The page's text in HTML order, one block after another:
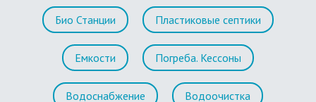
Био Станции Пластиковые септики
Емкости Погреба. Кессоны
Водоснабжение Водоочистка